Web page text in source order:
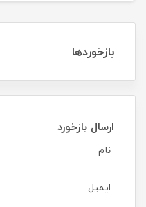
بازخوردها
ارسال بازخورد
نام
ایمیل